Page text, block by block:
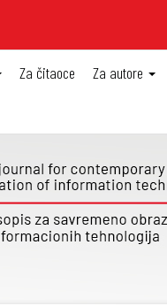
Za čitaoce Za autore